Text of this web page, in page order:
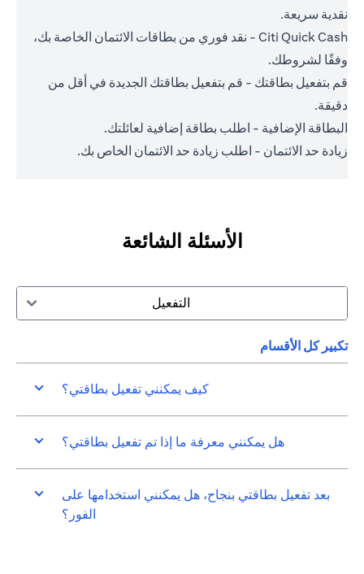
نقدية سريعة.
Citi Quick Cash - نقد فوري من بطاقات الائتمان الخاصة بك،
وفقًا لشروطك.
قم بتفعيل بطاقتك - قم بتفعيل بطاقتك الجديدة في أقل من
دقيقة.
البطاقة الإضافية - اطلب بطاقة إضافية لعائلتك.
زيادة حد الائتمان - اطلب زيادة حد الائتمان الخاص بك.
الأسئلة الشائعة
التفعيل
تكبير كل الأقسام
كيف يمكنني تفعيل بطاقتي؟
هل يمكنني معرفة ما إذا تم تفعيل بطاقتي؟
بعد تفعيل بطاقتي بنجاح، هل يمكنني استخدامها على
الفور؟